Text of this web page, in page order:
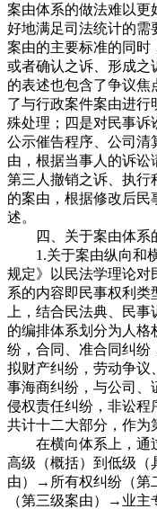
案由体系的做法难以更
好地满足司法统计的需
案由的主要标准的同时
或者确认之诉、形成之
的表述也包含了争议焦
了与行政案件案由进
殊处理；四是对民事诉
公示催告程序、公司清
由，根据当事人的诉讼
第三人撤销之诉、执行
的案由，根据修改后民
述。
四、关于案由体系
1.关于案由纵向和横
规定》以民法学理论对
系的内容即民事权利类
上，结合民法典、民
的编排体系划分为人格
纷，合同、准合同纠纷
拟财产纠纷，劳动争议
事海商纠纷，与公司、
侵权责任纠纷，非讼程
共计十二大部分，作为
在横向体系上，通过
高级（概括）到低级（
由）→所有权纠纷（第
（第三级案由）→业主